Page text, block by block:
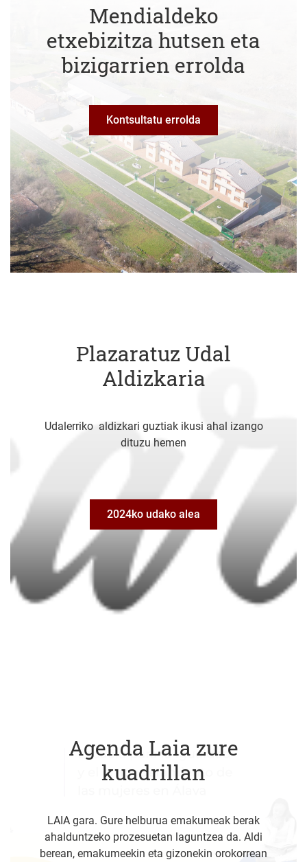
Mendialdeko
etxebizitza hutsen eta
bizigarrien errolda
Kontsultatu errolda
Plazaratuz Udal
Aldizkaria
Udalerriko aldizkari guztiak ikusi ahal izango
dituzu hemen
2024ko udako alea
Agenda Laia zure
kuadrillan
LAIA gara. Gure helburua emakumeak berak
ahalduntzeko prozesuetan laguntzea da. Aldi
berean, emakumeekin eta gizonekin orokorrean